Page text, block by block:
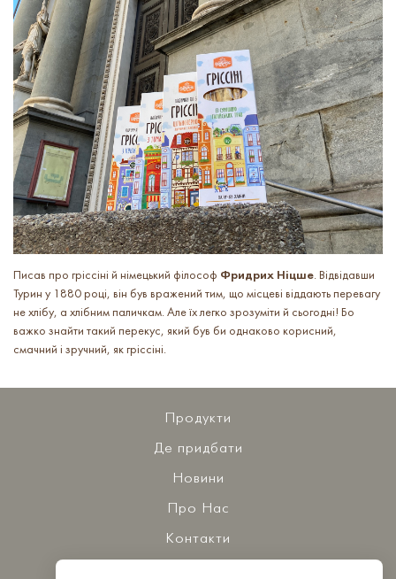
Писав про гріссіні й німецький філософ Фридрих Ніцше. Відвідавши
Турин у 1880 році, він був вражений тим, що місцеві віддають перевагу
не хлібу, а хлібним паличкам. Але їх легко зрозуміти й сьогодні! Бо
важко знайти такий перекус, який був би однаково корисний,
смачний і зручний, як гріссіні.
Продукти
Де придбати
Новини
Про Нас
Контакти